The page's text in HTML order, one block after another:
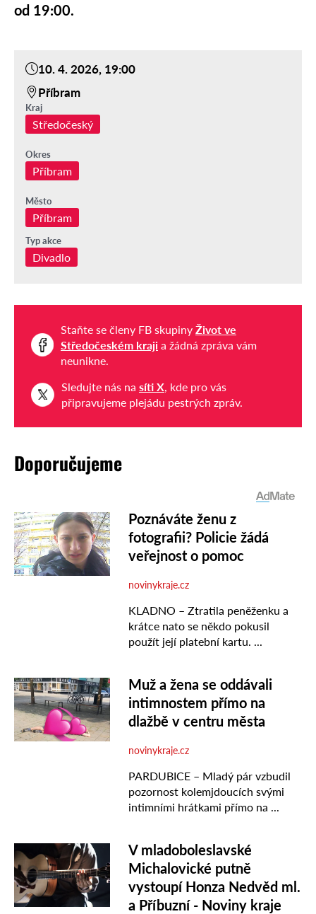
od 19:00.
10. 4. 2026, 19:00
Příbram
Kraj
Středočeský
Okres
Příbram
Město
Příbram
Typ akce
Divadlo
Staňte se členy FB skupiny Život ve
Středočeském kraji a žádná zpráva vám
neunikne.
Sledujte nás na síti X , kde pro vás
připravujeme plejádu pestrých zpráv.
Doporučujeme